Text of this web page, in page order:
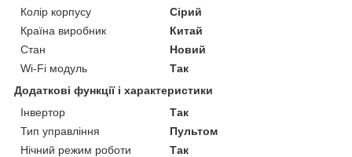
Колір корпусу
Сірий
Країна виробник
Китай
Стан
Новий
Wi-Fi модуль
Так
Додаткові функції і характеристики
Інвертор
Так
Тип управління
Пультом
Нічний режим роботи
Так